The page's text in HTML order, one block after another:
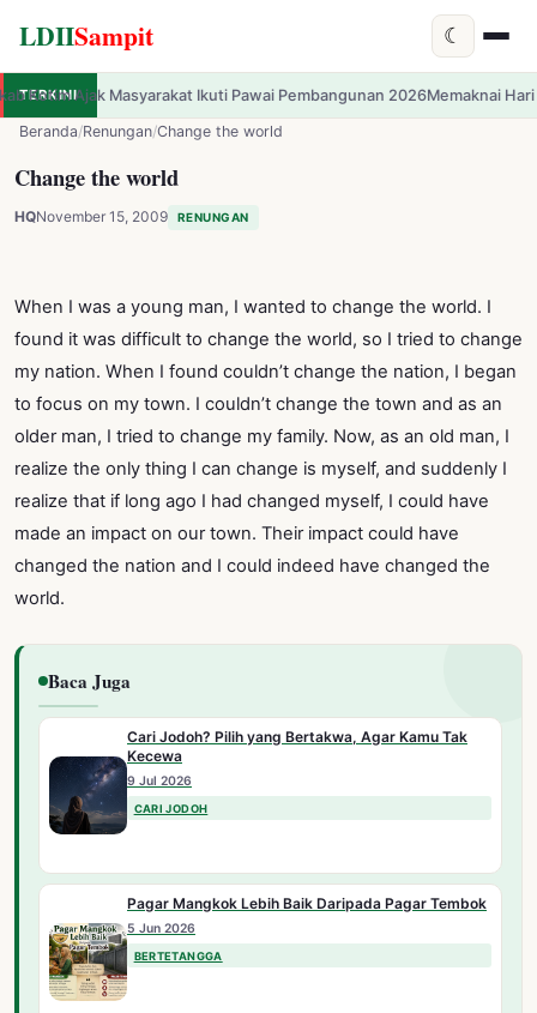
LDIISampit ☾
LDIISampit
TERKINIIkuti Pawai Pembangunan 2026Memaknai Hari Pramuka 2026:
Beranda/Renungan/Change the world
Change the world
HQNovember 15, 2009 RENUNGAN
When I was a young man, I wanted to change the world. I
found it was difficult to change the world, so I tried to change
my nation. When I found couldn’t change the nation, I began
to focus on my town. I couldn’t change the town and as an
older man, I tried to change my family. Now, as an old man, I
realize the only thing I can change is myself, and suddenly I
realize that if long ago I had changed myself, I could have
made an impact on our town. Their impact could have
changed the nation and I could indeed have changed the
world.
Baca Juga
Cari Jodoh? Pilih yang Bertakwa, Agar Kamu Tak
Kecewa
9 Jul 2026
CARI JODOH
Pagar Mangkok Lebih Baik Daripada Pagar Tembok
5 Jun 2026
BERTETANGGA